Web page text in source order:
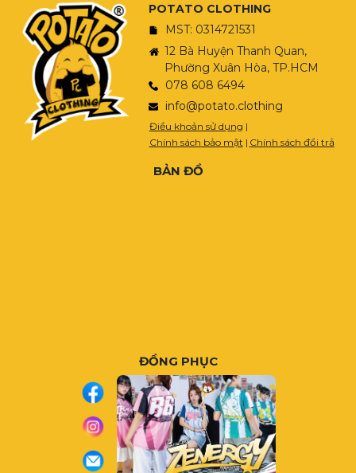
POTATO CLOTHING
MST: 0314721531
12 Bà Huyện Thanh Quan,
Phường Xuân Hòa, TP.HCM
078 608 6494
info@potato.clothing
Điều khoản sử dụng |
Chính sách bảo mật | Chính sách đổi trả
BẢN ĐỒ
ĐỒNG PHỤC